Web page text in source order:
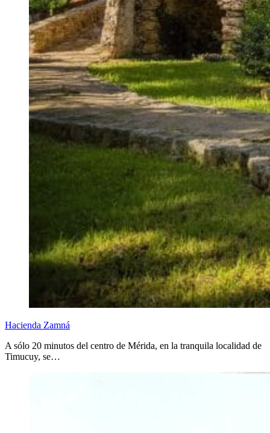
Hacienda Zamná
A sólo 20 minutos del centro de Mérida, en la tranquila localidad de
Timucuy, se…